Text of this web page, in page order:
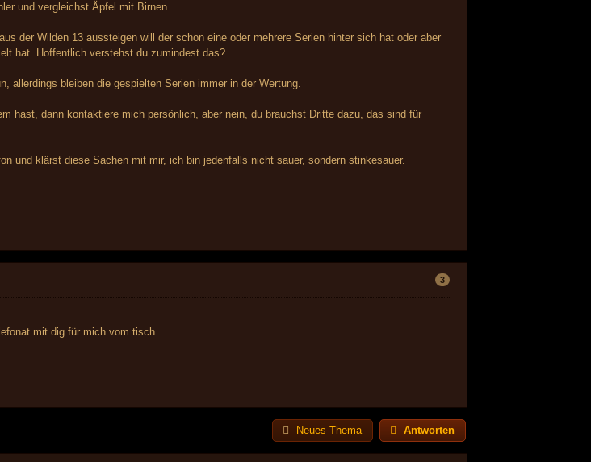
und vergleichst Äpfel mit Birnen.
der Wilden 13 aussteigen will der schon eine oder mehrere Serien hinter sich hat oder aber
hat. Hoffentlich verstehst du zumindest das?
allerdings bleiben die gespielten Serien immer in der Wertung.
hast, dann kontaktiere mich persönlich, aber nein, du brauchst Dritte dazu, das sind für
und klärst diese Sachen mit mir, ich bin jedenfalls nicht sauer, sondern stinkesauer.
3
mit dig für mich vom tisch
Neues Thema Antworten